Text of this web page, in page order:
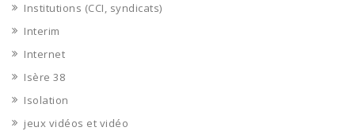
Institutions (CCI, syndicats)
Interim
Internet
Isère 38
Isolation
jeux vidéos et vidéo